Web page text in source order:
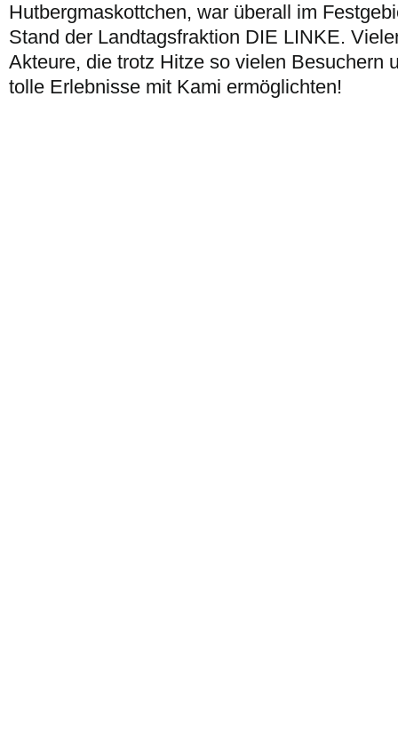
Hutbergmaskottchen, war überall im
Stand der Landtagsfraktion DIE LINKE.
Akteure, die trotz Hitze so vielen Besuchern
tolle Erlebnisse mit Kami ermöglichten!